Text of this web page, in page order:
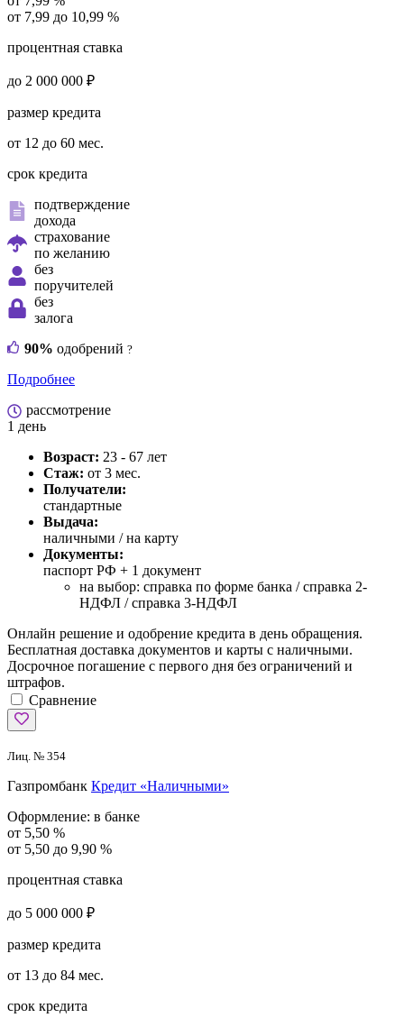
от 7,99 до 10,99 %
процентная ставка
до 2 000 000 ₽
размер кредита
от 12 до 60 мес.
срок кредита
подтверждение
дохода
страхование
по желанию
без
поручителей
без
залога
90% одобрений ?
Подробнее
рассмотрение
1 день
Возраст: 23 - 67 лет
Стаж: от 3 мес.
Получатели:
стандартные
Выдача:
наличными / на карту
Документы:
паспорт РФ + 1 документ
на выбор: справка по форме банка / справка 2-
НДФЛ / справка 3-НДФЛ
Онлайн решение и одобрение кредита в день обращения.
Бесплатная доставка документов и карты с наличными.
Досрочное погашение с первого дня без ограничений и
штрафов.
Сравнение
Лиц. № 354
Газпромбанк Кредит «Наличными»
Оформление: в банке
от 5,50 %
от 5,50 до 9,90 %
процентная ставка
до 5 000 000 ₽
размер кредита
от 13 до 84 мес.
срок кредита